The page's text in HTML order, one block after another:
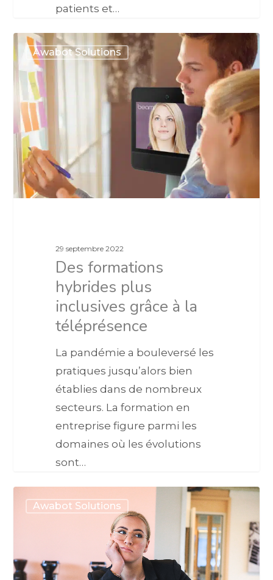
patients et…
Awabot Solutions
29 septembre 2022
Des formations
hybrides plus
inclusives grâce à la
téléprésence
La pandémie a bouleversé les
pratiques jusqu’alors bien
établies dans de nombreux
secteurs. La formation en
entreprise figure parmi les
domaines où les évolutions
sont…
Awabot Solutions